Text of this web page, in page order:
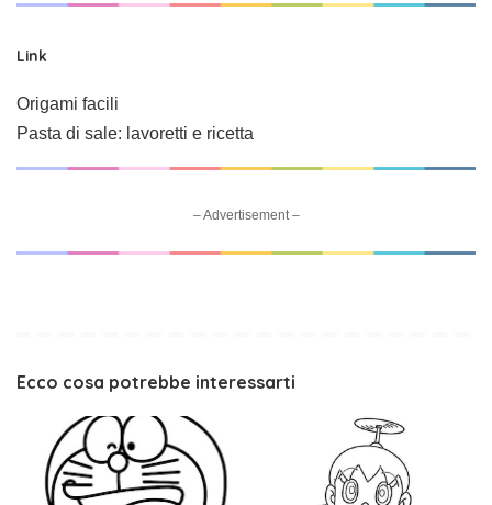
Link
Origami facili
Pasta di sale: lavoretti e ricetta
– Advertisement –
Ecco cosa potrebbe interessarti